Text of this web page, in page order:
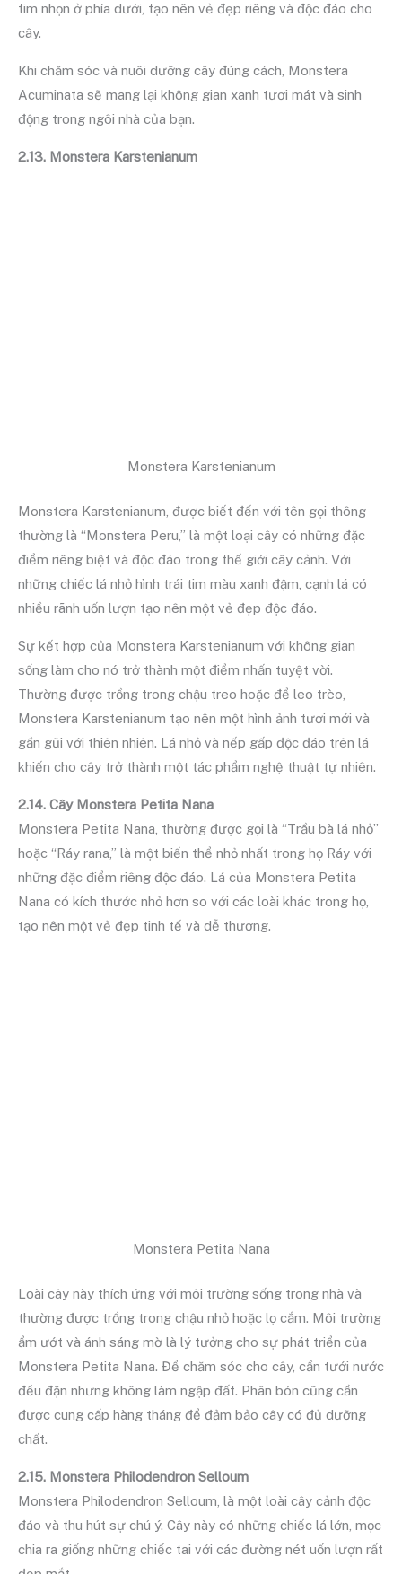
tim nhọn ở phía dưới, tạo nên vẻ đẹp riêng và độc đáo cho
cây.
Khi chăm sóc và nuôi dưỡng cây đúng cách, Monstera
Acuminata sẽ mang lại không gian xanh tươi mát và sinh
động trong ngôi nhà của bạn.
2.13. Monstera Karstenianum
Monstera Karstenianum
Monstera Karstenianum, được biết đến với tên gọi thông
thường là “Monstera Peru,” là một loại cây có những đặc
điểm riêng biệt và độc đáo trong thế giới cây cảnh. Với
những chiếc lá nhỏ hình trái tim màu xanh đậm, cạnh lá có
nhiều rãnh uốn lượn tạo nên một vẻ đẹp độc đáo.
Sự kết hợp của Monstera Karstenianum với không gian
sống làm cho nó trở thành một điểm nhấn tuyệt vời.
Thường được trồng trong chậu treo hoặc để leo trèo,
Monstera Karstenianum tạo nên một hình ảnh tươi mới và
gần gũi với thiên nhiên. Lá nhỏ và nếp gấp độc đáo trên lá
khiến cho cây trở thành một tác phẩm nghệ thuật tự nhiên.
2.14. Cây Monstera Petita Nana
Monstera Petita Nana, thường được gọi là “Trầu bà lá nhỏ”
hoặc “Ráy rana,” là một biến thể nhỏ nhất trong họ Ráy với
những đặc điểm riêng độc đáo. Lá của Monstera Petita
Nana có kích thước nhỏ hơn so với các loài khác trong họ,
tạo nên một vẻ đẹp tinh tế và dễ thương.
Monstera Petita Nana
Loài cây này thích ứng với môi trường sống trong nhà và
thường được trồng trong chậu nhỏ hoặc lọ cắm. Môi trường
ẩm ướt và ánh sáng mờ là lý tưởng cho sự phát triển của
Monstera Petita Nana. Để chăm sóc cho cây, cần tưới nước
đều đặn nhưng không làm ngập đất. Phân bón cũng cần
được cung cấp hàng tháng để đảm bảo cây có đủ dưỡng
chất.
2.15. Monstera Philodendron Selloum
Monstera Philodendron Selloum, là một loài cây cảnh độc
đáo và thu hút sự chú ý. Cây này có những chiếc lá lớn, mọc
chia ra giống những chiếc tai với các đường nét uốn lượn rất